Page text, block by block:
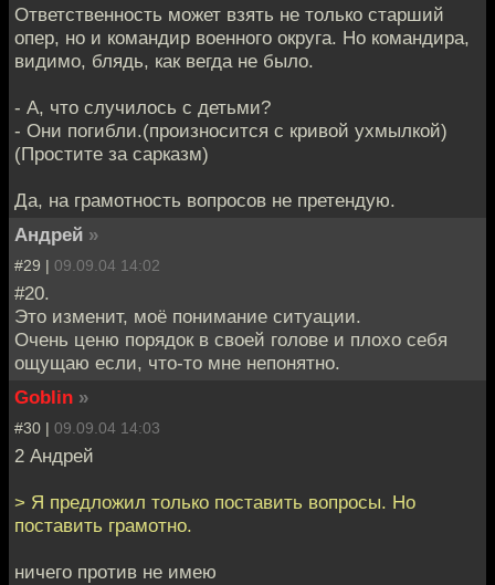
Ответственность может взять не только старший
опер, но и командир военного округа. Но командира,
видимо, блядь, как вегда не было.
- А, что случилось с детьми?
- Они погибли.(произносится с кривой ухмылкой)
(Простите за сарказм)
Да, на грамотность вопросов не претендую.
Андрей »
#29 | 09.09.04 14:02
#20.
Это изменит, моё понимание ситуации.
Очень ценю порядок в своей голове и плохо себя
ощущаю если, что-то мне непонятно.
Goblin »
#30 | 09.09.04 14:03
2 Андрей
> Я предложил только поставить вопросы. Но
поставить грамотно.
ничего против не имею